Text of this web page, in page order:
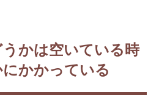
かは空いている時
かかっている